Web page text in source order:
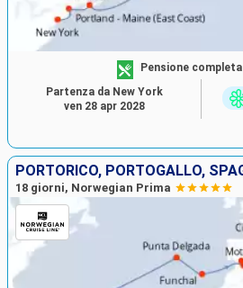
Pensione completa
Partenza da New York
ven 28 apr 2028
18 giorni, Norwegian Prima